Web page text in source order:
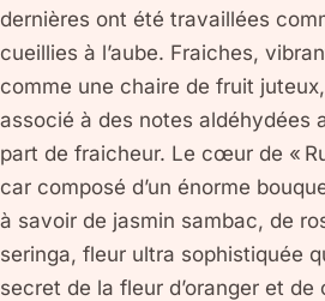
dernières ont été travaillées
cueillies à l’aube. Fraiches,
comme une chaire de fruit
associé à des notes aldéhydées
part de fraicheur. Le cœur de «
car composé d’un énorme
à savoir de jasmin sambac, de
seringa, fleur ultra sophistiquée
secret de la fleur d’oranger et